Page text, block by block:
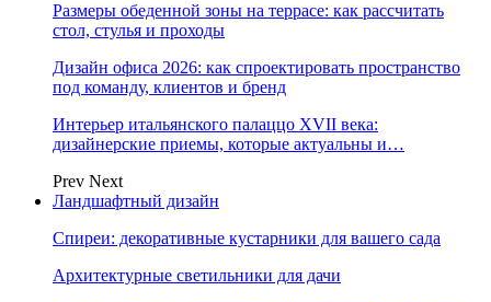
Размеры обеденной зоны на террасе: как рассчитать
стол, стулья и проходы
Дизайн офиса 2026: как спроектировать пространство
под команду, клиентов и бренд
Интерьер итальянского палаццо XVII века:
дизайнерские приемы, которые актуальны и…
Prev Next
Ландшафтный дизайн
Спиреи: декоративные кустарники для вашего сада
Архитектурные светильники для дачи